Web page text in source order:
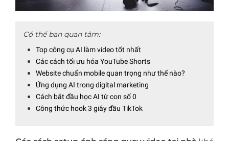
Có thể bạn quan tâm:
Top công cụ AI làm video tốt nhất
Các cách tối ưu hóa YouTube Shorts
Website chuẩn mobile quan trọng như thế nào?
Ứng dụng AI trong digital marketing
Cách bắt đầu học AI từ con số 0
Công thức hook 3 giây đầu TikTok